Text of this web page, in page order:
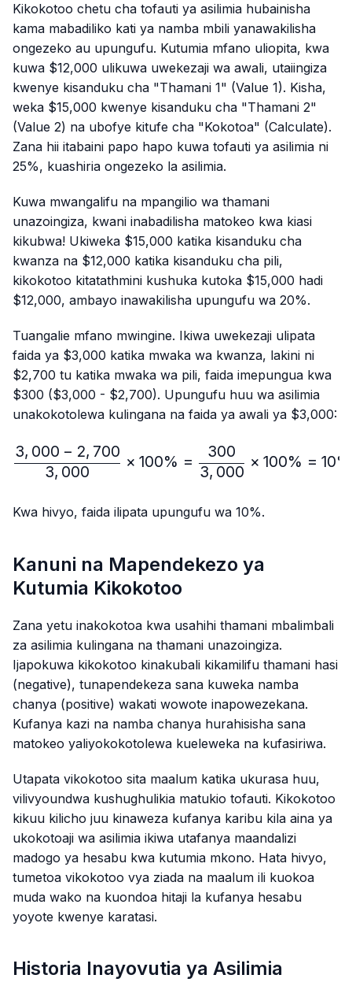
Kikokotoo chetu cha tofauti ya asilimia hubainisha
kama mabadiliko kati ya namba mbili yanawakilisha
ongezeko au upungufu. Kutumia mfano uliopita, kwa
kuwa $12,000 ulikuwa uwekezaji wa awali, utaiingiza
kwenye kisanduku cha "Thamani 1" (Value 1). Kisha,
weka $15,000 kwenye kisanduku cha "Thamani 2"
(Value 2) na ubofye kitufe cha "Kokotoa" (Calculate).
Zana hii itabaini papo hapo kuwa tofauti ya asilimia ni
25%, kuashiria ongezeko la asilimia.
Kuwa mwangalifu na mpangilio wa thamani
unazoingiza, kwani inabadilisha matokeo kwa kiasi
kikubwa! Ukiweka $15,000 katika kisanduku cha
kwanza na $12,000 katika kisanduku cha pili,
kikokotoo kitatathmini kushuka kutoka $15,000 hadi
$12,000, ambayo inawakilisha upungufu wa 20%.
Tuangalie mfano mwingine. Ikiwa uwekezaji ulipata
faida ya $3,000 katika mwaka wa kwanza, lakini ni
$2,700 tu katika mwaka wa pili, faida imepungua kwa
$300 ($3,000 - $2,700). Upungufu huu wa asilimia
unakokotolewa kulingana na faida ya awali ya $3,000:
\frac{3,000-
3, 000
3, 000 − 2, 700
× 100% =
3, 000
300
× 100% = 10%
Kwa hivyo, faida ilipata upungufu wa 10%.
Kanuni na Mapendekezo ya
Kutumia Kikokotoo
Zana yetu inakokotoa kwa usahihi thamani mbalimbali
za asilimia kulingana na thamani unazoingiza.
Ijapokuwa kikokotoo kinakubali kikamilifu thamani hasi
(negative), tunapendekeza sana kuweka namba
chanya (positive) wakati wowote inapowezekana.
Kufanya kazi na namba chanya hurahisisha sana
matokeo yaliyokokotolewa kueleweka na kufasiriwa.
Utapata vikokotoo sita maalum katika ukurasa huu,
vilivyoundwa kushughulikia matukio tofauti. Kikokotoo
kikuu kilicho juu kinaweza kufanya karibu kila aina ya
ukokotoaji wa asilimia ikiwa utafanya maandalizi
madogo ya hesabu kwa kutumia mkono. Hata hivyo,
tumetoa vikokotoo vya ziada na maalum ili kuokoa
muda wako na kuondoa hitaji la kufanya hesabu
yoyote kwenye karatasi.
Historia Inayovutia ya Asilimia